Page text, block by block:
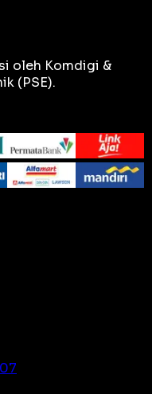
oleh Komdigi &
(PSE).